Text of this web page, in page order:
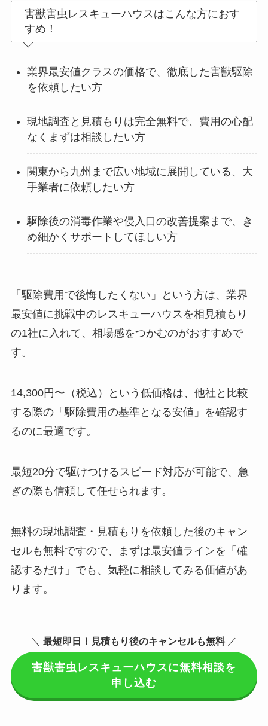
害獣害虫レスキューハウスはこんな方におす
すめ！
業界最安値クラスの価格で、徹底した害獣駆除
を依頼したい方
現地調査と見積もりは完全無料で、費用の心配
なくまずは相談したい方
関東から九州まで広い地域に展開している、大
手業者に依頼したい方
駆除後の消毒作業や侵入口の改善提案まで、き
め細かくサポートしてほしい方
「駆除費用で後悔したくない」という方は、業界
最安値に挑戦中のレスキューハウスを相見積もり
の1社に入れて、相場感をつかむのがおすすめで
す。
14,300円〜（税込）という低価格は、他社と比較
する際の「駆除費用の基準となる安値」を確認す
るのに最適です。
最短20分で駆けつけるスピード対応が可能で、急
ぎの際も信頼して任せられます。
無料の現地調査・見積もりを依頼した後のキャン
セルも無料ですので、まずは最安値ラインを「確
認するだけ」でも、気軽に相談してみる価値があ
ります。
＼ 最短即日！見積もり後のキャンセルも無料／
害獣害虫レスキューハウスに無料相談を
申し込む